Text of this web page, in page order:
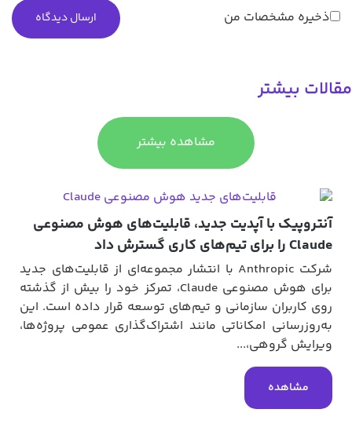
ذخیره مشخصات من
بیشتر
مشاهده بیشتر
آنتروپیک با آپدیت جدید، قابلیت‌های هوش مصنوعی
Claude را برای تیم‌های کاری گسترش داد
شرکت Anthropic با انتشار مجموعه‌ای از قابلیت‌های جدید
برای هوش مصنوعی Claude، تمرکز خود را بیش از گذشته
روی کاربران سازمانی و تیم‌های توسعه قرار داده است. این
به‌روزرسانی امکاناتی مانند اشتراک‌گذاری عمومی پروژه‌ها،
ویرایش گروهی،...
مشاهده